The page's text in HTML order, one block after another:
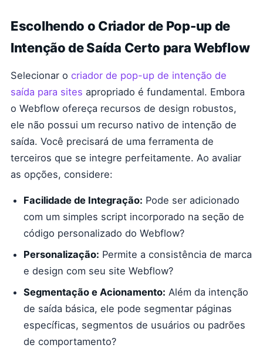
Escolhendo o Criador de Pop-up de
Intenção de Saída Certo para Webflow
Selecionar o criador de pop-up de intenção de
saída para sites apropriado é fundamental. Embora
o Webflow ofereça recursos de design robustos,
ele não possui um recurso nativo de intenção de
saída. Você precisará de uma ferramenta de
terceiros que se integre perfeitamente. Ao avaliar
as opções, considere:
Facilidade de Integração: Pode ser adicionado
com um simples script incorporado na seção de
código personalizado do Webflow?
Personalização: Permite a consistência de marca
e design com seu site Webflow?
Segmentação e Acionamento: Além da intenção
de saída básica, ele pode segmentar páginas
específicas, segmentos de usuários ou padrões
de comportamento?